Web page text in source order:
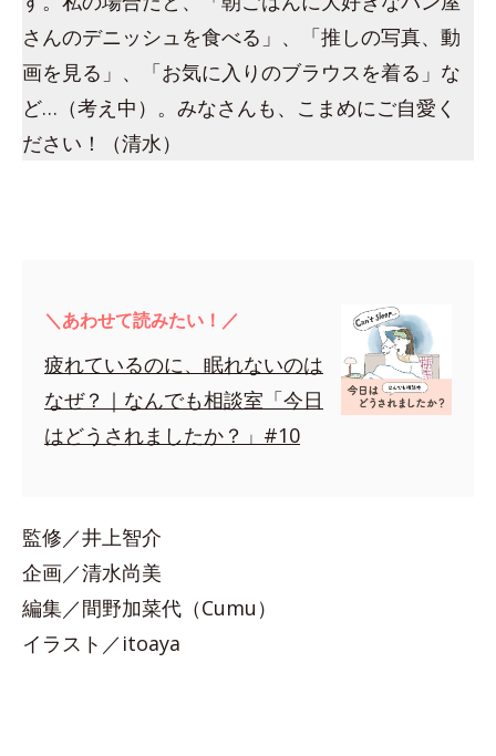
さんのデニッシュを食べる」、「推しの写真、動
画を見る」、「お気に入りのブラウスを着る」な
ど…（考え中）。みなさんも、こまめにご自愛く
ださい！（清水）
＼あわせて読みたい！／
疲れているのに、眠れないのは
なぜ？｜なんでも相談室「今日
はどうされましたか？」#10
監修／井上智介
企画／清水尚美
編集／間野加菜代（Cumu）
イラスト／itoaya